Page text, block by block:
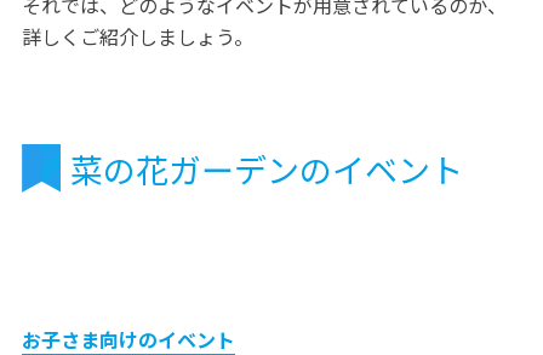
詳しくご紹介しましょう。
菜の花ガーデンのイベント
お子さま向けのイベント